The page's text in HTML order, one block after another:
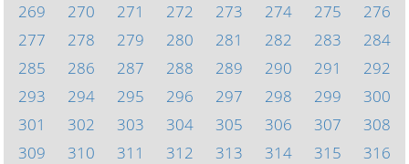
269
270 271 272 273 274 275
276
277
278 279 280 281 282 283
284
285
286 287 288 289 290 291
292
293
294 295 296 297 298 299
300
301
302 303 304 305 306 307
308
309
310 311 312 313 314 315
316